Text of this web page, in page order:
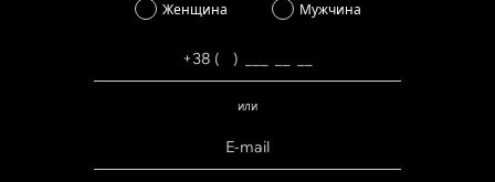
Женщина Мужчина
или